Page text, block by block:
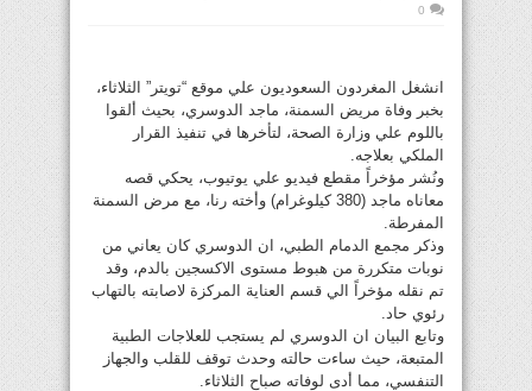
0
انشغل المغردون السعوديون علي موقع “تويتر” الثلاثاء،
بخبر وفاة مريض السمنة، ماجد الدوسري، بحيث ألقوا
باللوم علي وزارة الصحة، لتأخرها في تنفيذ القرار
الملكي بعلاجه.
ونُشر مؤخراً مقطع فيديو علي يوتيوب، يحكي قصه
معاناه ماجد (380 كيلوغرام) وأخته رنا، مع مرض السمنة
المفرطة.
وذكر مجمع الدمام الطبي، ان الدوسري كان يعاني من
نوبات متكررة من هبوط مستوى الاكسجين بالدم، وقد
تم نقله مؤخراً الي قسم العناية المركزة لاصابته بالتهاب
رئوي حاد.
وتابع البيان ان الدوسري لم يستجب للعلاجات الطبية
المتبعة، حيث ساءت حالته وحدث توقف للقلب والجهاز
التنفسي، مما أدى لوفاته صباح الثلاثاء.